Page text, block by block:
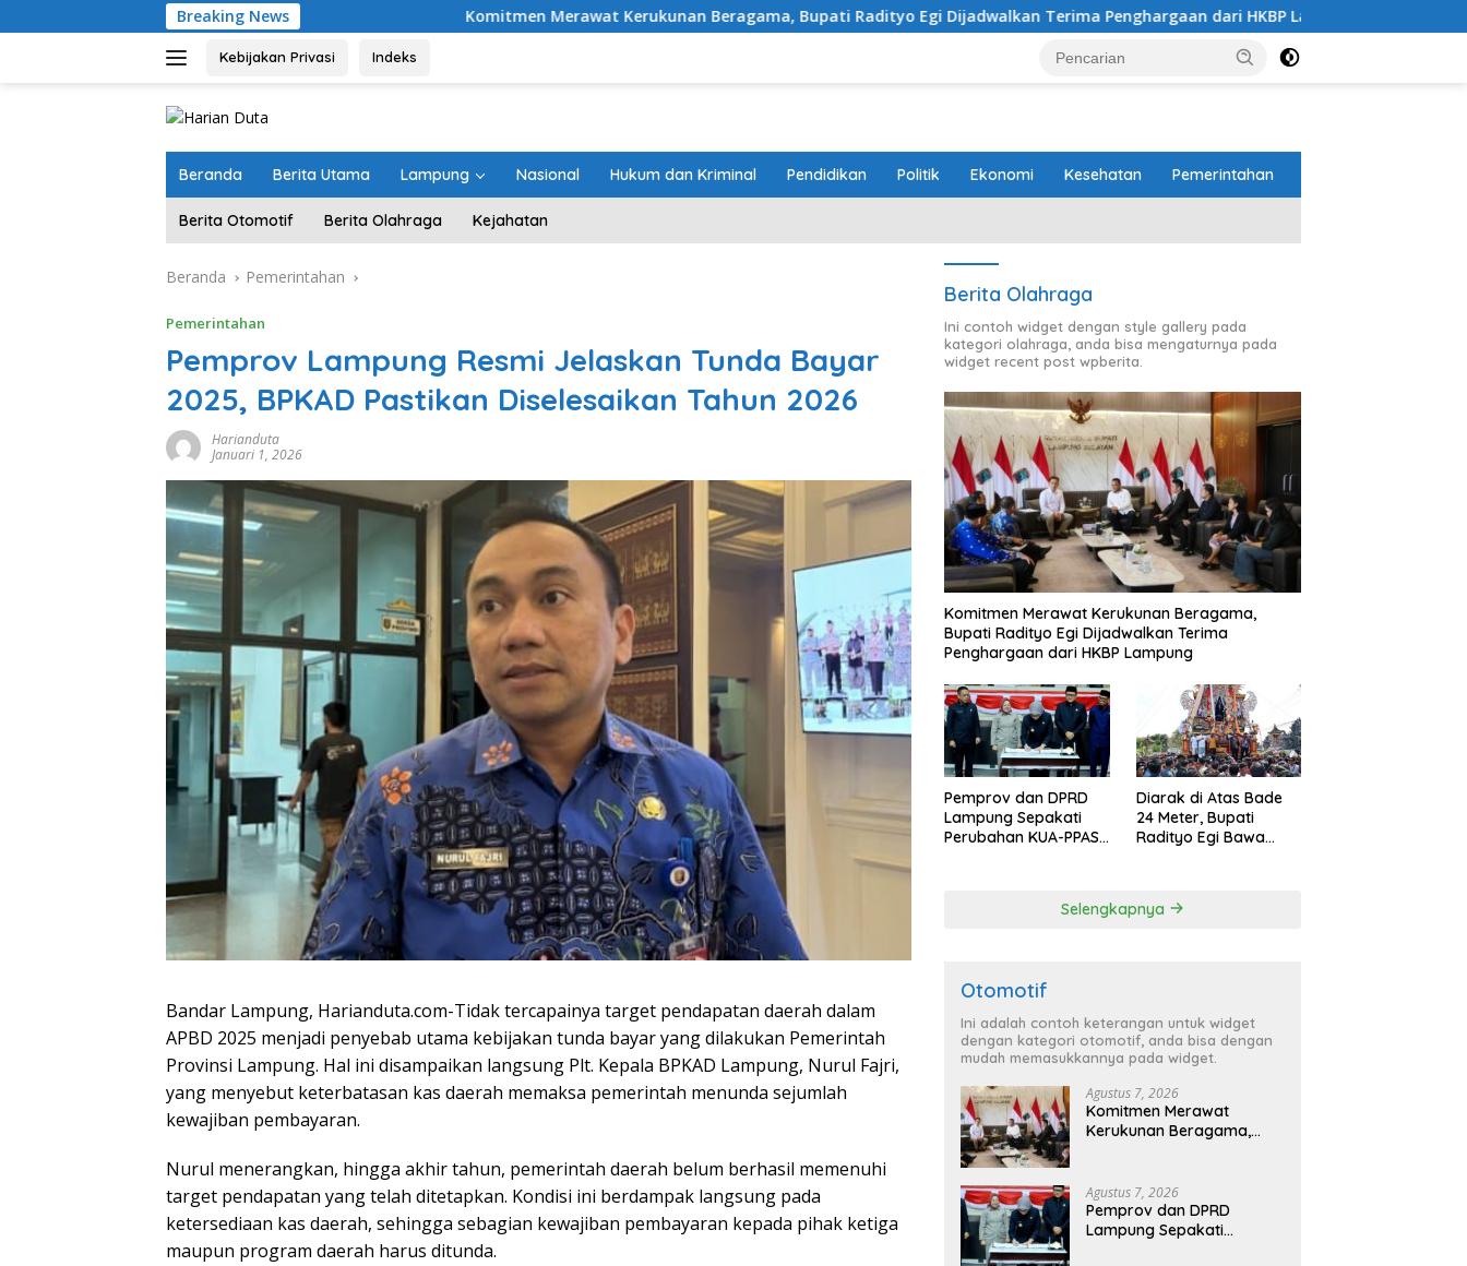
ke
Breaking News Komitmen Merawat Kerukunan Beragama, Bupati Radityo Egi Dijadwalkan Terima Penghargaan dari HKBP Lampung Pemprov dan DPRD
Kebijakan Privasi Indeks
Beranda Berita Utama Lampung Nasional Hukum dan Kriminal Pendidikan Politik Ekonomi Kesehatan Pemerintahan
Berita Otomotif Berita Olahraga Kejahatan
Beranda Pemerintahan
Pemerintahan
Pemprov Lampung Resmi Jelaskan Tunda Bayar
2025, BPKAD Pastikan Diselesaikan Tahun 2026
Harianduta
Januari 1, 2026
Bandar Lampung, Harianduta.com-Tidak tercapainya target pendapatan daerah dalam
APBD 2025 menjadi penyebab utama kebijakan tunda bayar yang dilakukan Pemerintah
Provinsi Lampung. Hal ini disampaikan langsung Plt. Kepala BPKAD Lampung, Nurul Fajri,
yang menyebut keterbatasan kas daerah memaksa pemerintah menunda sejumlah
kewajiban pembayaran.
Nurul menerangkan, hingga akhir tahun, pemerintah daerah belum berhasil memenuhi
target pendapatan yang telah ditetapkan. Kondisi ini berdampak langsung pada
ketersediaan kas daerah, sehingga sebagian kewajiban pembayaran kepada pihak ketiga
maupun program daerah harus ditunda.
Berita Olahraga
Ini contoh widget dengan style gallery pada
kategori olahraga, anda bisa mengaturnya pada
widget recent post wpberita.
Komitmen Merawat Kerukunan Beragama,
Bupati Radityo Egi Dijadwalkan Terima
Penghargaan dari HKBP Lampung
Pemprov dan DPRD
Lampung Sepakati
Perubahan KUA-PPAS
Diarak di Atas Bade
24 Meter, Bupati
Radityo Egi Bawa
pada 2027
Selengkapnya
Otomotif
Ini adalah contoh keterangan untuk widget
dengan kategori otomotif, anda bisa dengan
mudah memasukkannya pada widget.
Agustus 7, 2026
Komitmen Merawat
Kerukunan Beragama,
Penghargaan dari HKBP
Lampung
Agustus 7, 2026
Pemprov dan DPRD
Lampung Sepakati